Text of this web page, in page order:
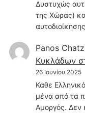
Δυστυχώς
της Χώρας)
Panos
Κυκλάδων
26 Ιουνίου 2025
Κάθε
μένα από τα
Αμοργός.